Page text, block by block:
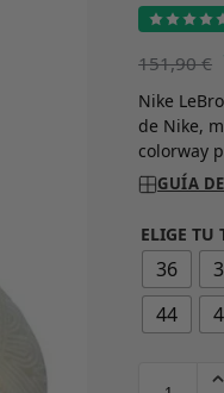
151,90€
Nike
de Nike,
colorway
GUÍA
ELIGE TU
36
44